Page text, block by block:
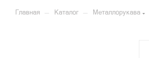
Главная — Каталог — Металлорукава